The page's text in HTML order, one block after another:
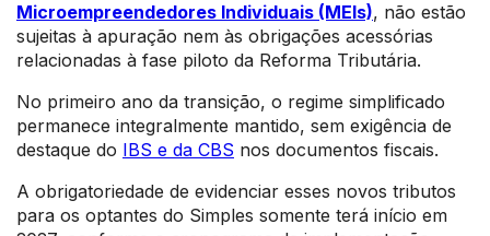
Microempreendedores Individuais (MEIs), não estão
sujeitas à apuração nem às obrigações acessórias
relacionadas à fase piloto da Reforma Tributária.
No primeiro ano da transição, o regime simplificado
permanece integralmente mantido, sem exigência de
destaque do IBS e da CBS nos documentos fiscais.
A obrigatoriedade de evidenciar esses novos tributos
para os optantes do Simples somente terá início em